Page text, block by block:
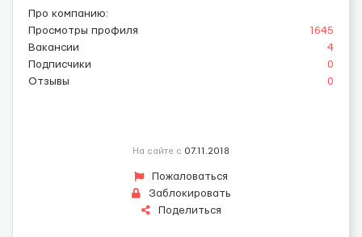
Про компанию:
Просмотры профиля
1645
Вакансии
4
Подписчики
0
Отзывы
0
На сайте с 07.11.2018
Пожаловаться
Заблокировать
Поделиться